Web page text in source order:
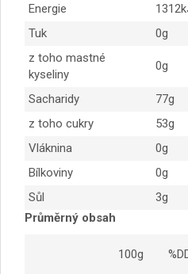
Energie
Tuk
0g
z toho mastné
kyseliny
0g
Sacharidy 77g
z toho cukry
53g
Vláknina
0g
Bílkoviny
0g
Sůl
3g
Průměrný obsah
100g